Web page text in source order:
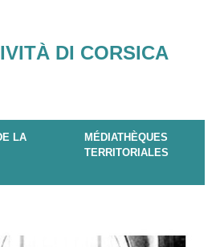
DI CORSICA
LA
MÉDIATHÈQUES
TERRITORIALES